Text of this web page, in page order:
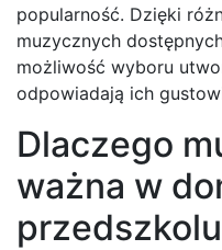
popularność. Dzięki
muzycznych
możliwość wyboru
odpowiadają ich
Dlaczego
ważna w